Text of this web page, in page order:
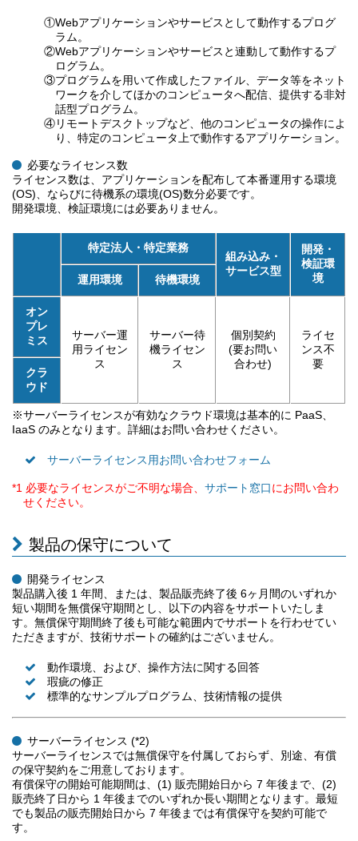
①Webアプリケーションやサービスとして動作するプログ
ラム。
②Webアプリケーションやサービスと連動して動作するプ
ログラム。
③プログラムを用いて作成したファイル、データ等をネット
ワークを介してほかのコンピュータへ配信、提供する非対
話型プログラム。
④リモートデスクトップなど、他のコンピュータの操作によ
り、特定のコンピュータ上で動作するアプリケーション。
必要なライセンス数
ライセンス数は、アプリケーションを配布して本番運用する環境
(OS)、ならびに待機系の環境(OS)数分必要です。
開発環境、検証環境には必要ありません。
特定法人・特定業務
組み込み・
サービス型
開発・
検証環
境
運用環境 待機環境
オン
プレ
ミス
サーバー運
用ライセン
ス
サーバー待
機ライセン
ス
個別契約
(要お問い
合わせ)
ライセ
ンス不
要
クラ
ウド
※サーバーライセンスが有効なクラウド環境は基本的に PaaS、
IaaS のみとなります。詳細はお問い合わせください。
サーバーライセンス用お問い合わせフォーム
*1 必要なライセンスがご不明な場合、 サポート窓口にお問い合わ
せください。
製品の保守について
開発ライセンス
製品購入後 1 年間、または、製品販売終了後 6ヶ月間のいずれか
短い期間を無償保守期間とし、以下の内容をサポートいたしま
す。無償保守期間終了後も可能な範囲内でサポートを行わせてい
ただきますが、技術サポートの確約はございません。
動作環境、および、操作方法に関する回答
瑕疵の修正
標準的なサンプルプログラム、技術情報の提供
サーバーライセンス (*2)
サーバーライセンスでは無償保守を付属しておらず、別途、有償
の保守契約をご用意しております。
有償保守の開始可能期間は、(1) 販売開始日から 7 年後まで、(2)
販売終了日から 1 年後までのいずれか長い期間となります。最短
でも製品の販売開始日から 7 年後までは有償保守を契約可能で
す。